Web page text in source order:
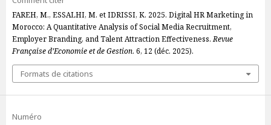
FAREH, M., ESSALHI, M. et IDRISSI, K. 2025. Digital HR Marketing in
Morocco: A Quantitative Analysis of Social Media Recruitment,
Employer Branding, and Talent Attraction Effectiveness.Revue
Française d’Economie et de Gestion. 6, 12 (déc. 2025).
Formats de citations
Numéro